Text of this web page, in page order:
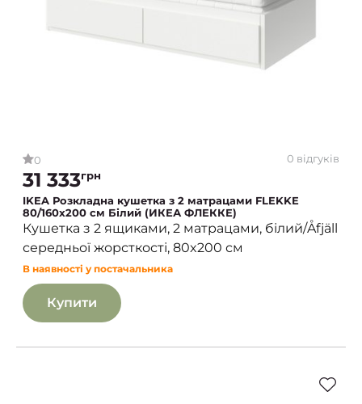
0 0 відгуків
31 333грн
IKEA Розкладна кушетка з 2 матрацами FLEKKE
80/160x200 см Білий (ИКЕА ФЛЕККЕ)
Кушетка з 2 ящиками, 2 матрацами, білий/Åfjäll
середньої жорсткості, 80x200 см
В наявності у постачальника
Купити